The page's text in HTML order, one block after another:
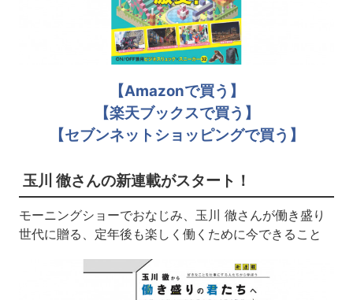
【Amazonで買う】
【楽天ブックスで買う】
【セブンネットショッピングで買う】
玉川 徹さんの新連載がスタート！
モーニングショーでおなじみ、玉川 徹さんが働き盛り
世代に贈る、定年後も楽しく働くために今できること